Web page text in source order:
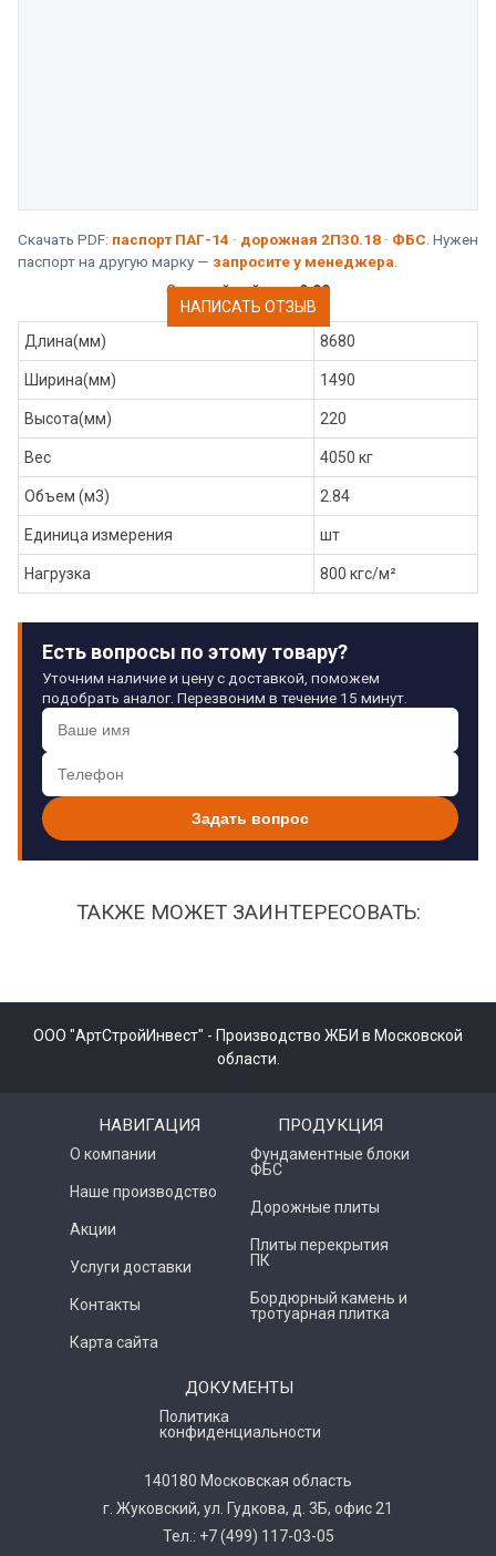
Скачать PDF: паспорт ПАГ-14 · дорожная 2П30.18 · ФБС . Нужен
паспорт на другую марку — запросите у менеджера
Средний рейтинг:0.00
НАПИСАТЬ ОТЗЫВ
Длина(мм)
8680
Ширина(мм) 1490
Высота(мм) 220
Вес 4050 кг
Объем (м3) 2.84
Единица измерения шт
Нагрузка 800 кгс/м²
Есть вопросы по этому товару?
Уточним наличие и цену с доставкой, поможем
подобрать аналог. Перезвоним в течение 15 минут.
Задать вопрос
ТАКЖЕ МОЖЕТ ЗАИНТЕРЕСОВАТЬ:
ООО "АртСтройИнвест" - Производство ЖБИ в Московской
области.
НАВИГАЦИЯ
О компании
Наше производство
Акции
Услуги доставки
Контакты
Карта сайта
ПРОДУКЦИЯ
Фундаментные блоки
ФБС
Дорожные плиты
Плиты перекрытия
ПК
Бордюрный камень и
тротуарная плитка
ДОКУМЕНТЫ
Политика
конфиденциальности
140180 Московская область
г. Жуковский, ул. Гудкова, д. 3Б, офис 21
Тел.: +7 (499) 117-03-05